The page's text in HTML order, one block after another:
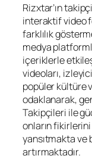
Rizxtar’ın
interaktif video
farklılık
medya
içeriklerle
videoları,
popüler kültüre
odaklanarak,
Takipçileri ile
onların
yansıtmakta ve
artırmaktadır.